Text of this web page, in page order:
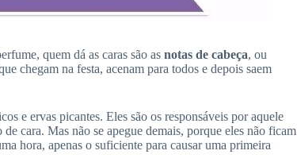
quem dá as caras são as notas de cabeça, ou
chegam na festa, acenam para todos e depois saem
e ervas picantes. Eles são os responsáveis por aquele
cara. Mas não se apegue demais, porque eles não ficam
hora, apenas o suficiente para causar uma primeira